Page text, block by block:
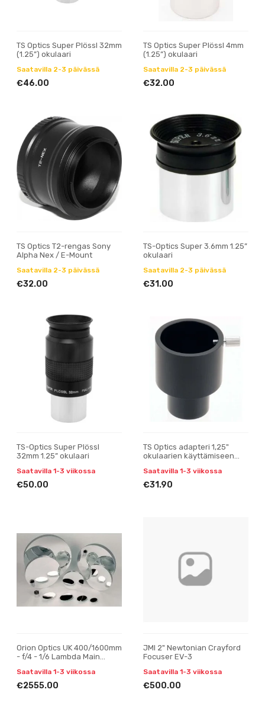
TS Optics Super Plössl 32mm
(1.25”) okulaari
Saatavilla 2-3 päivässä
€46.00
TS Optics Super Plössl 4mm
(1.25”) okulaari
Saatavilla 2-3 päivässä
€32.00
TS Optics T2-rengas Sony
Alpha Nex / E-Mount
Saatavilla 2-3 päivässä
€32.00
TS-Optics Super 3.6mm 1.25”
okulaari
Saatavilla 2-3 päivässä
€31.00
TS-Optics Super Plössl
32mm 1.25” okulaari
Saatavilla 1-3 viikossa
€50.00
TS Optics adapteri 1,25"
okulaarien käyttämiseen
tarkennusputkessa
Saatavilla 1-3 viikossa
€31.90
Orion Optics UK 400/1600mm
- f/4 - 1/6 Lambda Main
Saatavilla 1-3 viikossa
€2555.00
JMI 2" Newtonian Crayford
Focuser EV-3
Saatavilla 1-3 viikossa
€500.00